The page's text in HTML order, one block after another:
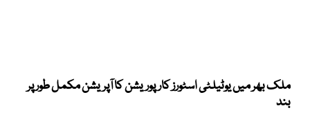
ملک بھر میں یوٹیلٹی اسٹورز کارپوریشن کا آپریشن مکمل طور پر
بند